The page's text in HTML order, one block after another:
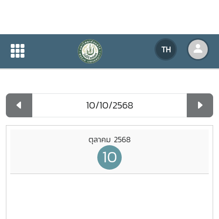
TH
ปฏิทินกิจกรรมของหน่วยงาน
ปฏิทินกิจกรรมของหน่วยงาน
ตุลาคม 2568
10